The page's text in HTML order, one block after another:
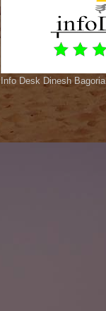
Info Desk Dinesh Bagoria